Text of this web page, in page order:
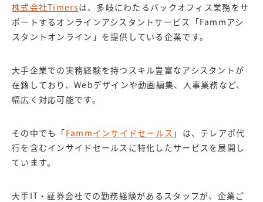
株式会社Timersは、多岐にわたるバックオフィス業務をサ
ポートするオンラインアシスタントサービス「Fammアシ
スタントオンライン」を提供している企業です。
大手企業での実務経験を持つスキル豊富なアシスタントが
在籍しており、Webデザインや動画編集、人事業務など、
幅広く対応可能です。
その中でも「Fammインサイドセールス 」は、テレアポ代
行を含むインサイドセールスに特化したサービスを展開し
ています。
大手IT・証券会社での勤務経験があるスタッフが、企業ご